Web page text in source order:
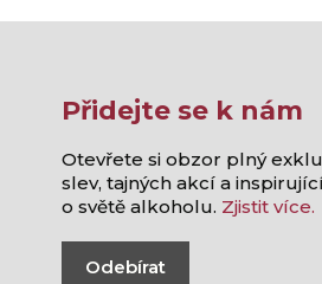
Přidejte se k nám
Otevřete si obzor plný
slev, tajných akcí a
o světě alkoholu. Zjistit více.
Odebírat